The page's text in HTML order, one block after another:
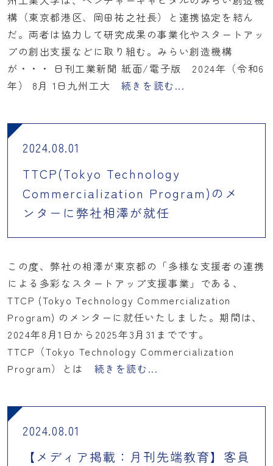
構（東京都港区、岡田祐之社長）と連携協定を結ん
だ。両者は協力して研究成果の事業化やスタートアッ
プの創出支援などに取り組む。みらい創造機構
が・・・ 日刊工業新聞 紙面/電子版 2024年（令和6
年） 8月 1日九州工大
続きを読む...
2024.08.01
TTCP(Tokyo Technology
Commercialization Program)のメ
ンターに弊社相澤が就任
この度、弊社の相澤が東京都の「多様な支援者の連携
による多彩なスタートアップ支援事業」である、
TTCP (Tokyo Technology Commercialization
Program) のメンターに就任いたしました。期間は、
2024年8月1日から2025年3月31までです。
TTCP（Tokyo Technology Commercialization
Program）とは
続きを読む...
2024.08.01
【メディア掲載：月刊先端教育】客員